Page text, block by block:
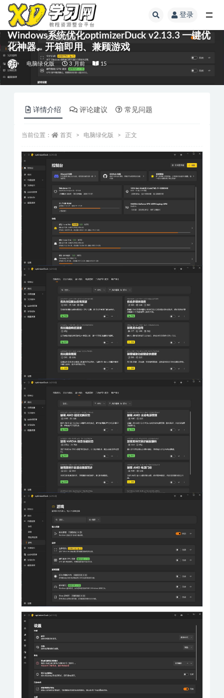
登录
Windows系统优化optimizerDuck v2.13.3 一键优
化神器、开箱即用、兼顾游戏
电脑绿化版 3 月前 15
详情介绍 评论建议 常见问题
当前位置： 首页 电脑绿化版 正文